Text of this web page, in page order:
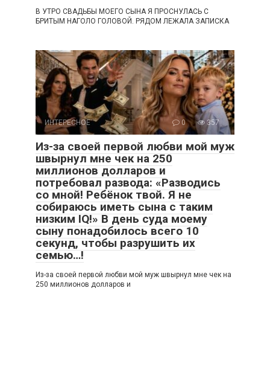
В УТРО СВАДЬБЫ МОЕГО СЫНА Я ПРОСНУЛАСЬ С
БРИТЫМ НАГОЛО ГОЛОВОЙ. РЯДОМ ЛЕЖАЛА ЗАПИСКА
ИНТЕРЕСНОЕ 0 357
Из-за своей первой любви мой муж
швырнул мне чек на 250
миллионов долларов и
потребовал развода: «Разводись
со мной! Ребёнок твой. Я не
собираюсь иметь сына с таким
низким IQ!» В день суда моему
сыну понадобилось всего 10
секунд, чтобы разрушить их
семью…!
Из-за своей первой любви мой муж швырнул мне чек на
250 миллионов долларов и